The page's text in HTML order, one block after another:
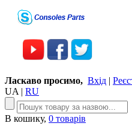
Ласкаво просимо, Вхід |
UA | RU
В кошику, 0 товарів